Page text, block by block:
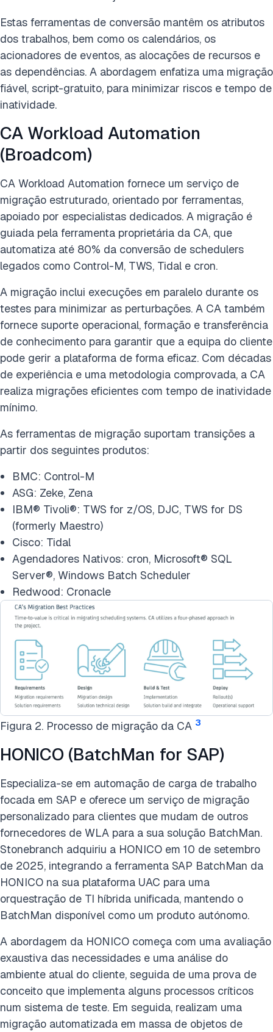
Estas ferramentas de conversão mantêm os atributos
dos trabalhos, bem como os calendários, os
acionadores de eventos, as alocações de recursos e
as dependências. A abordagem enfatiza uma migração
fiável, script-gratuito, para minimizar riscos e tempo de
inatividade.
CA Workload Automation
(Broadcom)
CA Workload Automation fornece um serviço de
migração estruturado, orientado por ferramentas,
apoiado por especialistas dedicados. A migração é
guiada pela ferramenta proprietária da CA, que
automatiza até 80% da conversão de schedulers
legados como Control-M, TWS, Tidal e cron.
A migração inclui execuções em paralelo durante os
testes para minimizar as perturbações. A CA também
fornece suporte operacional, formação e transferência
de conhecimento para garantir que a equipa do cliente
pode gerir a plataforma de forma eficaz. Com décadas
de experiência e uma metodologia comprovada, a CA
realiza migrações eficientes com tempo de inatividade
mínimo.
As ferramentas de migração suportam transições a
partir dos seguintes produtos:
BMC: Control-M
ASG: Zeke, Zena
IBM® Tivoli®: TWS for z/OS, DJC, TWS for DS
(formerly Maestro)
Cisco: Tidal
Agendadores Nativos: cron, Microsoft® SQL
Server®, Windows Batch Scheduler
Redwood: Cronacle
Figura 2. Processo de migração da CA 3
HONICO (BatchMan for SAP)
Especializa-se em automação de carga de trabalho
focada em SAP e oferece um serviço de migração
personalizado para clientes que mudam de outros
fornecedores de WLA para a sua solução BatchMan.
Stonebranch adquiriu a HONICO em 10 de setembro
de 2025, integrando a ferramenta SAP BatchMan da
HONICO na sua plataforma UAC para uma
orquestração de TI híbrida unificada, mantendo o
BatchMan disponível como um produto autónomo.
A abordagem da HONICO começa com uma avaliação
exaustiva das necessidades e uma análise do
ambiente atual do cliente, seguida de uma prova de
conceito que implementa alguns processos críticos
num sistema de teste. Em seguida, realizam uma
migração automatizada em massa de objetos de